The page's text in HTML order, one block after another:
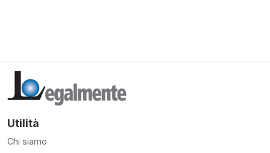
Utilità
Chi siamo